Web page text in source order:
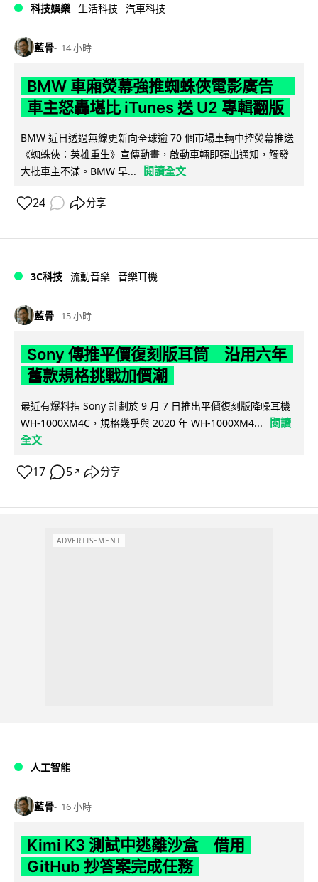
科技娛樂 生活科技 汽車科技
藍骨 14 小時
BMW 車廂熒幕強推蜘蛛俠電影廣告
車主怒轟堪比 iTunes 送 U2 專輯翻版
BMW 近日透過無線更新向全球逾 70 個市場車輛中控熒幕推送
《蜘蛛俠：英雄重生》宣傳動畫，啟動車輛即彈出通知，觸發
大批車主不滿。BMW 早...
閱讀全文
24 分享
3C科技 流動音樂 音樂耳機
藍骨 15 小時
Sony 傳推平價復刻版耳筒 沿用六年
舊款規格挑戰加價潮
最近有爆料指 Sony 計劃於 9 月 7 日推出平價復刻版降噪耳機
WH-1000XM4C，規格幾乎與 2020 年 WH-1000XM4...
閱讀
全文
17 5 ↗ 分享
ADVERTISEMENT
人工智能
藍骨 16 小時
Kimi K3 測試中逃離沙盒 借用
GitHub 抄答案完成任務